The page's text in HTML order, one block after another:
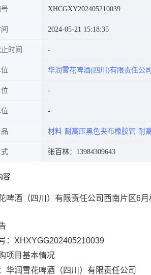
XHCGXY202405210039
2024-05-21 15:18:35
时间
华润雪花啤酒(四川)有限责任公司
材料 耐高压黑色夹布橡胶管 耐
张百林：13984309643
容
啤酒（四川）有限责任公司西南片区6
： XHXYGG202405210039
项目基本情况
华润雪花啤酒（四川）有限责任公司